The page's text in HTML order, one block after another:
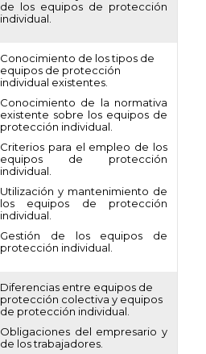
de los equipos de protección
individual.
Conocimiento de los tipos de
equipos de protección
individual existentes.
Conocimiento de la normativa
existente sobre los equipos de
protección individual.
Criterios para el empleo de los
equipos de protección
individual.
Utilización y mantenimiento de
los equipos de protección
individual.
Gestión de los equipos de
protección individual.
Diferencias entre equipos de
protección colectiva y equipos
de protección individual.
Obligaciones del empresario y
de los trabajadores.